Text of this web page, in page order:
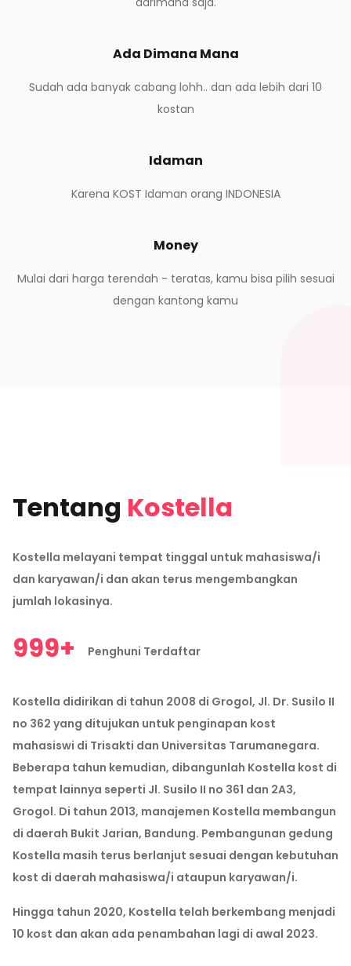
Ada Dimana Mana
Sudah ada banyak cabang lohh.. dan ada lebih dari 10
kostan
Idaman
Karena KOST Idaman orang INDONESIA
Money
Mulai dari harga terendah - teratas, kamu bisa pilih sesuai
dengan kantong kamu
Tentang Kostella
Kostella melayani tempat tinggal untuk mahasiswa/i
dan karyawan/i dan akan terus mengembangkan
jumlah lokasinya.
999+ Penghuni Terdaftar
Kostella didirikan di tahun 2008 di Grogol, Jl. Dr. Susilo II
no 362 yang ditujukan untuk penginapan kost
mahasiswi di Trisakti dan Universitas Tarumanegara.
Beberapa tahun kemudian, dibangunlah Kostella kost di
tempat lainnya seperti Jl. Susilo II no 361 dan 2A3,
Grogol. Di tahun 2013, manajemen Kostella membangun
di daerah Bukit Jarian, Bandung. Pembangunan gedung
Kostella masih terus berlanjut sesuai dengan kebutuhan
kost di daerah mahasiswa/i ataupun karyawan/i.
Hingga tahun 2020, Kostella telah berkembang menjadi
10 kost dan akan ada penambahan lagi di awal 2023.